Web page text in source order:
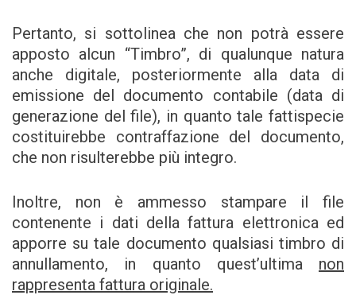
Pertanto, si sottolinea che non potrà essere
apposto alcun “Timbro”, di qualunque natura
anche digitale, posteriormente alla data di
emissione del documento contabile (data di
generazione del file), in quanto tale fattispecie
costituirebbe contraffazione del documento,
che non risulterebbe più integro.
Inoltre, non è ammesso stampare il file
contenente i dati della fattura elettronica ed
apporre su tale documento qualsiasi timbro di
annullamento, in quanto quest’ultima non
rappresenta fattura originale.